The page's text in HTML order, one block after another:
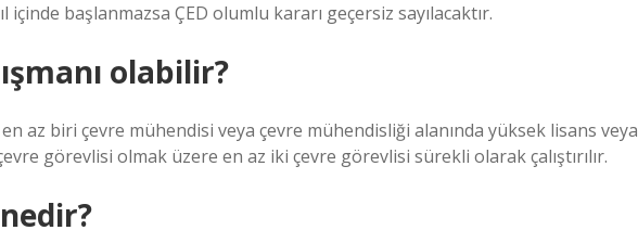
içinde başlanmazsa ÇED olumlu kararı geçersiz sayılacaktır.
olabilir?
az biri çevre mühendisi veya çevre mühendisliği alanında yüksek lisans veya
görevlisi olmak üzere en az iki çevre görevlisi sürekli olarak çalıştırılır.